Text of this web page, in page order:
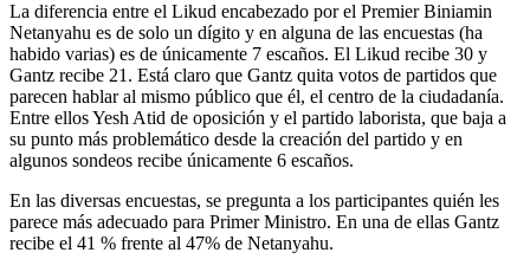
La diferencia entre el Likud encabezado por el Premier Biniamin
Netanyahu es de solo un dígito y en alguna de las encuestas (ha
habido varias) es de únicamente 7 escaños. El Likud recibe 30 y
Gantz recibe 21. Está claro que Gantz quita votos de partidos que
parecen hablar al mismo público que él, el centro de la ciudadanía.
Entre ellos Yesh Atid de oposición y el partido laborista, que baja a
su punto más problemático desde la creación del partido y en
algunos sondeos recibe únicamente 6 escaños.
En las diversas encuestas, se pregunta a los participantes quién les
parece más adecuado para Primer Ministro. En una de ellas Gantz
recibe el 41 % frente al 47% de Netanyahu.